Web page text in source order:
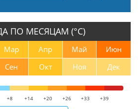
ПО МЕСЯЦАМ (°С)
Мар Апр Май
Июн
Сен Окт Ноя Дек
+8 +14 +20 +26 +33 +39